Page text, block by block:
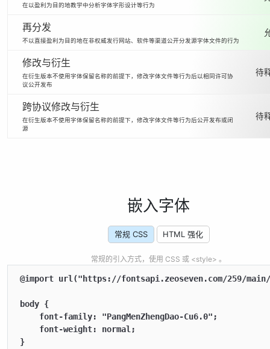
在以盈利为目的地教学中分析字体字形设计等行为
再分发
不以直接盈利为目的地在非权威发行网站、软件等渠道公开分发源字体文件的行为
修改与衍生
在衍生版本不使用字体保留名称的前提下，修改字体文件等行为后以相同许可协
议公开发布
待
跨协议修改与衍生
在衍生版本不使用字体保留名称的前提下，修改字体文件等行为后公开发布或闭
源
待
嵌入字体
常规 CSS HTML 强化
常规的引入方式，使用 CSS 或 <style> 。
@import url("https://fontsapi.zeoseven.com/259/
body {
    font-family: "PangMenZhengDao-Cu6.0";
    font-weight: normal;
}